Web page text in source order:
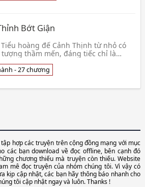
Bớt Giận
hoàng đế Cảnh Thịnh từ nhỏ có
thầm mến, đáng tiếc chỉ là
hơn nữa đối phương sớm đã có
lòng,👦 Lạc Duệ
- 27 chương
hợp các truyện trên cộng đồng mạng với mục
các bạn download về đọc offline, bên cạnh đó
chương thiếu mà truyện còn thiếu. Website
mê đọc truyện của nhóm chúng tôi. Vì vậy có
kịp cập nhật, các bạn hãy thông báo nhanh cho
tôi cập nhật ngay và luôn. Thanks !